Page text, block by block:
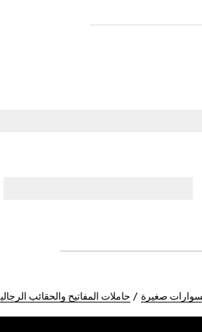
صغيرة حاملات المفاتيح والحقائب